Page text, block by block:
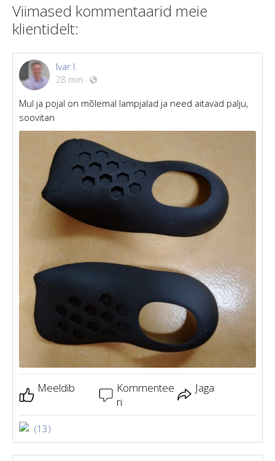
Viimased kommentaarid meie
klientidelt:
Ivar I.
28 min ·
Mul ja pojal on mõlemal lampjalad ja need aitavad palju,
soovitan
Meeldib
Kommentee
ri
Jaga
(13)